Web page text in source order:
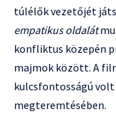
túlélők vezetőjét
empatikus oldalát
konfliktus közepén
majmok között. A
kulcsfontosságú
megteremtésében.